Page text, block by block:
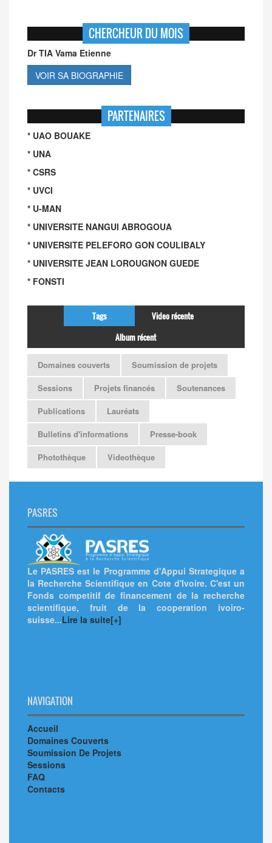
CHERCHEUR DU MOIS
Dr TIA Vama Etienne
VOIR SA BIOGRAPHIE
PARTENAIRES
* UAO BOUAKE
* UNA
* CSRS
* UVCI
* U-MAN
* UNIVERSITE NANGUI ABROGOUA
* UNIVERSITE PELEFORO GON COULIBALY
* UNIVERSITE JEAN LOROUGNON GUEDE
* FONSTI
Tags
Video récente
Album récent
Domaines couverts
Soumission de projets
Sessions
Projets financés
Soutenances
Publications
Lauréats
Bulletins d'informations
Presse-book
Photothèque
Videothèque
PASRES
Le PASRES est le Programme d'Appui Strategique a
la Recherche Scientifique en Cote d'Ivoire. C'est un
Fonds competitif de financement de la recherche
scientifique, fruit de la cooperation ivoiro-
suisse...Lire la suite[+]
NAVIGATION
Accueil
Domaines Couverts
Soumission De Projets
Sessions
FAQ
Contacts